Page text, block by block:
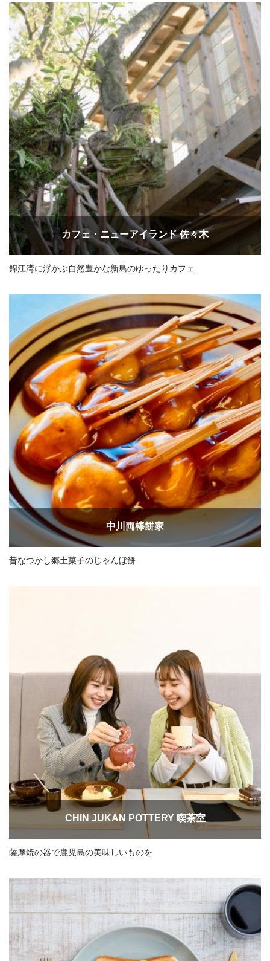
カフェ・ニューアイランド 佐々木
錦江湾に浮かぶ自然豊かな新島のゆったりカフェ
中川両棒餅家
昔なつかし郷土菓子のじゃんぼ餅
CHIN JUKAN POTTERY 喫茶室
薩摩焼の器で鹿児島の美味しいものを